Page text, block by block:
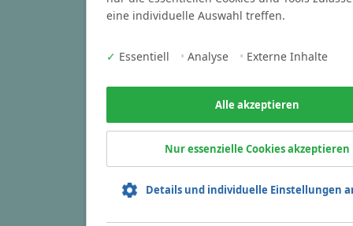
Branchen
Business und Steuern
eine individuelle Auswahl treffen.
✓ Essentiell • Analyse • Externe Inhalte
Alle akzeptieren
Nur essenzielle Cookies akzeptieren
Details und individuelle Einstellungen